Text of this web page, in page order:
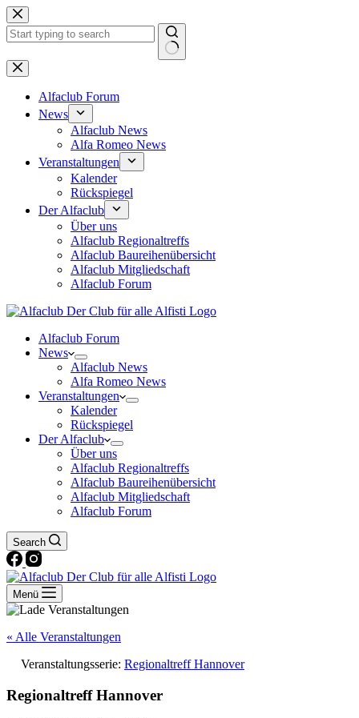
Zum
Inhalt
springen
Keine
Ergebnisse
Alfaclub Forum
News
Alfaclub News
Alfa Romeo News
Veranstaltungen
Kalender
Rückspiegel
Der Alfaclub
Über uns
Alfaclub Regionaltreffs
Alfaclub Baureihenübersicht
Alfaclub Mitgliedschaft
Alfaclub Forum
Alfaclub Forum
News
Alfaclub News
Alfa Romeo News
Veranstaltungen
Kalender
Rückspiegel
Der Alfaclub
Über uns
Alfaclub Regionaltreffs
Alfaclub Baureihenübersicht
Alfaclub Mitgliedschaft
Alfaclub Forum
Search
Menü
« Alle Veranstaltungen
Veranstaltungsserie: Regionaltreff Hannover
Regionaltreff Hannover